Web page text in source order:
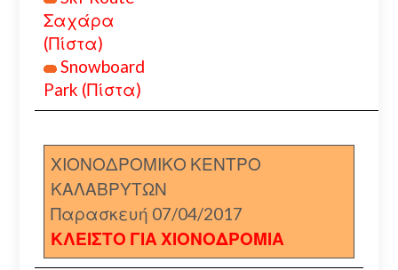
Σαχάρα
(Πίστα)
Snowboard
Park (Πίστα)
ΧΙΟΝΟΔΡΟΜΙΚΟ ΚΕΝΤΡΟ
ΚΑΛΑΒΡΥΤΩΝ
Παρασκευή 07/04/2017
ΚΛΕΙΣΤΟ ΓΙΑ ΧΙΟΝΟΔΡΟΜΙΑ